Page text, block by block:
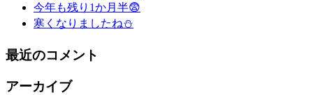
今年も残り1か月半😨
寒くなりましたね⛄
最近のコメント
アーカイブ